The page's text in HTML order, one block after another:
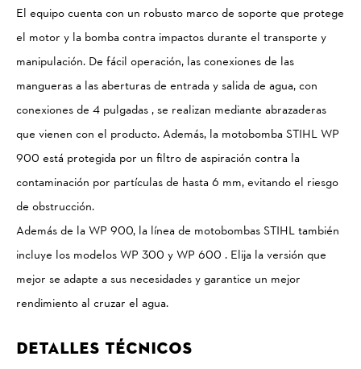
El equipo cuenta con un robusto marco de soporte que protege
el motor y la bomba contra impactos durante el transporte y
manipulación. De fácil operación, las conexiones de las
mangueras a las aberturas de entrada y salida de agua, con
conexiones de 4 pulgadas , se realizan mediante abrazaderas
que vienen con el producto. Además, la motobomba STIHL WP
900 está protegida por un filtro de aspiración contra la
contaminación por partículas de hasta 6 mm, evitando el riesgo
de obstrucción.
Además de la WP 900, la línea de motobombas STIHL también
incluye los modelos WP 300 y WP 600 . Elija la versión que
mejor se adapte a sus necesidades y garantice un mejor
rendimiento al cruzar el agua.
Detalles Técnicos